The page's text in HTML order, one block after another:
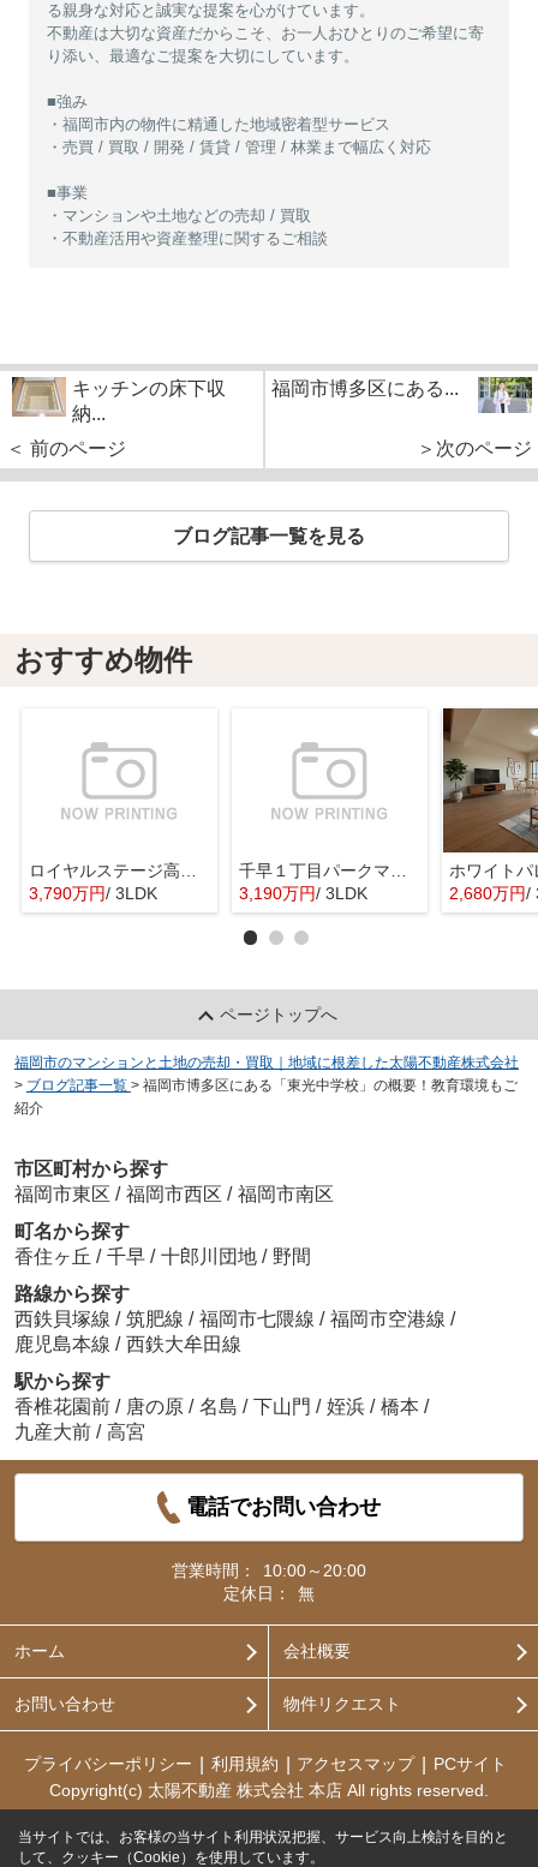
る親身な対応と誠実な提案を心がけています。
不動産は大切な資産だからこそ、お一人おひとりのご希望に寄
り添い、最適なご提案を大切にしています。
■強み
・福岡市内の物件に精通した地域密着型サービス
・売買 / 買取 / 開発 / 賃貸 / 管理 / 林業まで幅広く対応
■事業
・マンションや土地などの売却 / 買取
・不動産活用や資産整理に関するご相談
キッチンの床下収
納...
＜ 前のページ
福岡市博多区にある...
＞次のページ
ブログ記事一覧を見る
おすすめ物件
ロイヤルステージ高宮２
3,790万円/ 3LDK
千早１丁目パークマンション
3,190万円/ 3LDK 2,680万円/
ページトップへ
福岡市のマンションと土地の売却・買取｜地域に根差した太陽不動産株式会社
> ブログ記事一覧 > 福岡市博多区にある「東光中学校」の概要！教育環境もご
紹介
市区町村から探す
福岡市東区 / 福岡市西区 / 福岡市南区
町名から探す
香住ヶ丘 / 千早 / 十郎川団地 / 野間
路線から探す
西鉄貝塚線 / 筑肥線 / 福岡市七隈線 / 福岡市空港線 /
鹿児島本線 / 西鉄大牟田線
駅から探す
香椎花園前 / 唐の原 / 名島 / 下山門 / 姪浜 / 橋本 /
九産大前 / 高宮
電話でお問い合わせ
営業時間：
10:00～20:00
定休日：
無
ホーム 会社概要
お問い合わせ 物件リクエスト
プライバシーポリシー 利用規約 アクセスマップ
PCサイト
Copyright(c) 太陽不動産 株式会社 本店 All rights reserved.
当サイトでは、お客様の当サイト利用状況把握、サービス向上検討を目的と
して、クッキー（Cookie）を使用しています。